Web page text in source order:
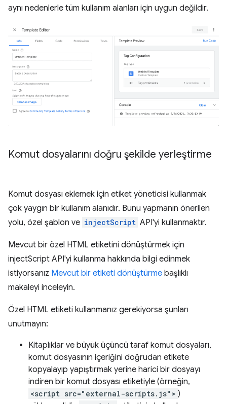
aynı nedenlerle tüm kullanım alanları için uygun değildir.
Komut dosyalarını doğru şekilde yerleştirme
Komut dosyası eklemek için etiket yöneticisi kullanmak
çok yaygın bir kullanım alanıdır. Bunu yapmanın önerilen
yolu, özel şablon ve injectScript API'yi kullanmaktır.
Mevcut bir özel HTML etiketini dönüştürmek için
injectScript API'yi kullanma hakkında bilgi edinmek
istiyorsanız Mevcut bir etiketi dönüştürme başlıklı
makaleyi inceleyin.
Özel HTML etiketi kullanmanız gerekiyorsa şunları
unutmayın:
Kitaplıklar ve büyük üçüncü taraf komut dosyaları,
komut dosyasının içeriğini doğrudan etikete
kopyalayıp yapıştırmak yerine harici bir dosyayı
indiren bir komut dosyası etiketiyle (örneğin,
<script src="external-scripts.js"> )